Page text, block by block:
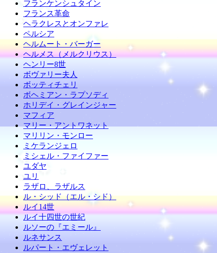
フランケンシュタイン
フランス革命
ヘラクレスとオンファレ
ペルシア
ヘルムート・バーガー
ヘルメス（メルクリウス）
ヘンリー8世
ボヴァリー夫人
ボッティチェリ
ボヘミアン・ラプソディ
ホリデイ・グレインジャー
マフィア
マリー・アントワネット
マリリン・モンロー
ミケランジェロ
ミシェル・ファイファー
ユダヤ
ユリ
ラザロ、ラザルス
ル・シッド（エル・シド）
ルイ14世
ルイ十四世の世紀
ルソーの『エミール』
ルネサンス
ルパート・エヴェレット